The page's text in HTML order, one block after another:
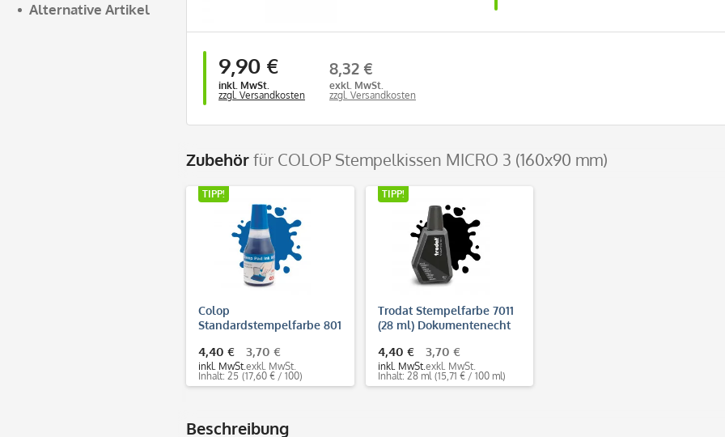
Alternative Artikel
9,90 €
inkl. MwSt.
zzgl. Versandkosten
8,32 €
exkl. MwSt.
zzgl. Versandkosten
Zubehörfür COLOP Stempelkissen MICRO 3 (160x90 mm)
TIPP!
Colop
Standardstempelfarbe 801
4,40 €
inkl. MwSt.
3,70 €
exkl. MwSt.
Inhalt: 25 (17,60 € / 100)
TIPP!
Trodat Stempelfarbe 7011
(28 ml) Dokumentenecht
4,40 €
inkl. MwSt.
3,70 €
exkl. MwSt.
Inhalt: 28 ml (15,71 € / 100 ml)
Beschreibung